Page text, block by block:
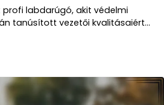
profi labdarúgó, akit védelmi
tanúsított vezetői kvalitásaiért…